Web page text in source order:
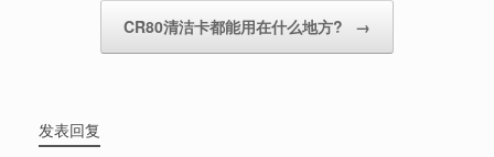
CR80清洁卡都能用在什么地方? →
发表回复